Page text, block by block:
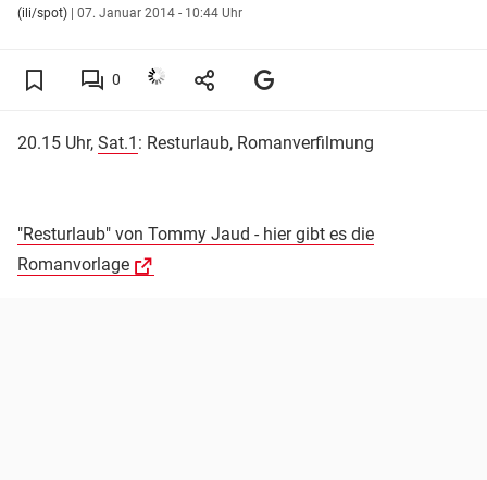
(ili/spot) | 07. Januar 2014 - 10:44 Uhr
0
20.15 Uhr, Sat.1 : Resturlaub, Romanverfilmung
"Resturlaub" von Tommy Jaud - hier gibt es die
Romanvorlage